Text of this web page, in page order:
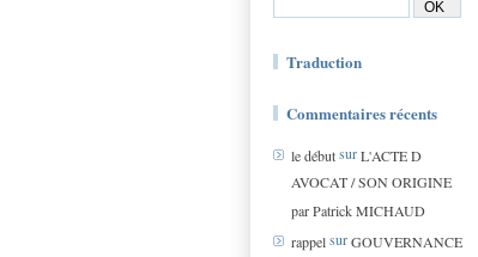
Traduction
Commentaires récents
le débutsurL'ACTE D
AVOCAT / SON ORIGINE
par Patrick MICHAUD
rappelsurGOUVERNANCE